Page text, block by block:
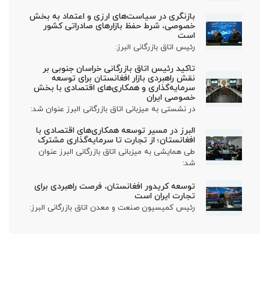
بازنگری در سیاست‌های ارزی و اعتماد به بخش
خصوصی، شرط حفظ بازارهای صادراتی کشور
است
رئیس اتاق بازرگانی البرز:
تاکید رئیس اتاق بازرگانی خراسان جنوبی بر
نقش راهبردی بازار افغانستان برای توسعه
سرمایه‌گذاری و همکاری‌های اقتصادی با بخش
خصوصی ایران
در نشستی به میزبانی اتاق بازرگانی البرز عنوان شد:
البرز در مسیر توسعه همکاری‌های اقتصادی با
افغانستان؛ از تجارت تا سرمایه‌گذاری مشترک
طی همایشی به میزبانی اتاق بازرگانی البرز عنوان
شد:
توسعه کریدور افغانستان، فرصت راهبردی برای
تجارت ایران است
رئیس کمیسیون صنعت و معدن اتاق بازرگانی البرز: